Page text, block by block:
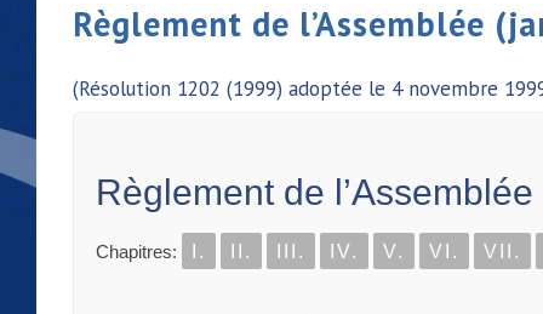
Règlement de l’Assemblée
(Résolution 1202 (1999) adoptée le 4 novembre
Règlement de l’Assemblée
Chapitres: I. II. III. IV. V. VI. VII.